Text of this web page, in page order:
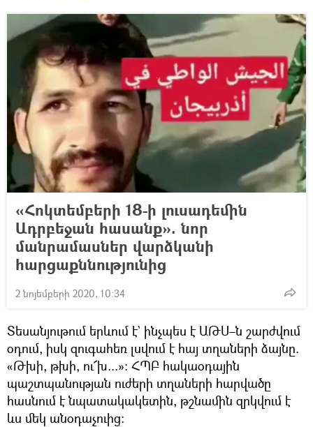
«Հոկտեմբերի 18-ի լուսադեմին
Ադրբեջան հասանք». նոր
մանրամասներ վարձկանի
հարցաքննությունից
2 նոյեմբերի 2020, 10:34
Տեսանյութում երևում է` ինչպես է ԱԹՍ–ն շարժվում
օդում, իսկ զուգահեռ լսվում է հայ տղաների ձայնը.
«Թխի, թխի, ու՜խ...»։ ՀՊԲ հակաօդային
պաշտպանության ուժերի տղաների հարվածը
հասնում է նպատակակետին, թշնամին զրկվում է
ևս մեկ անօդաչուից։